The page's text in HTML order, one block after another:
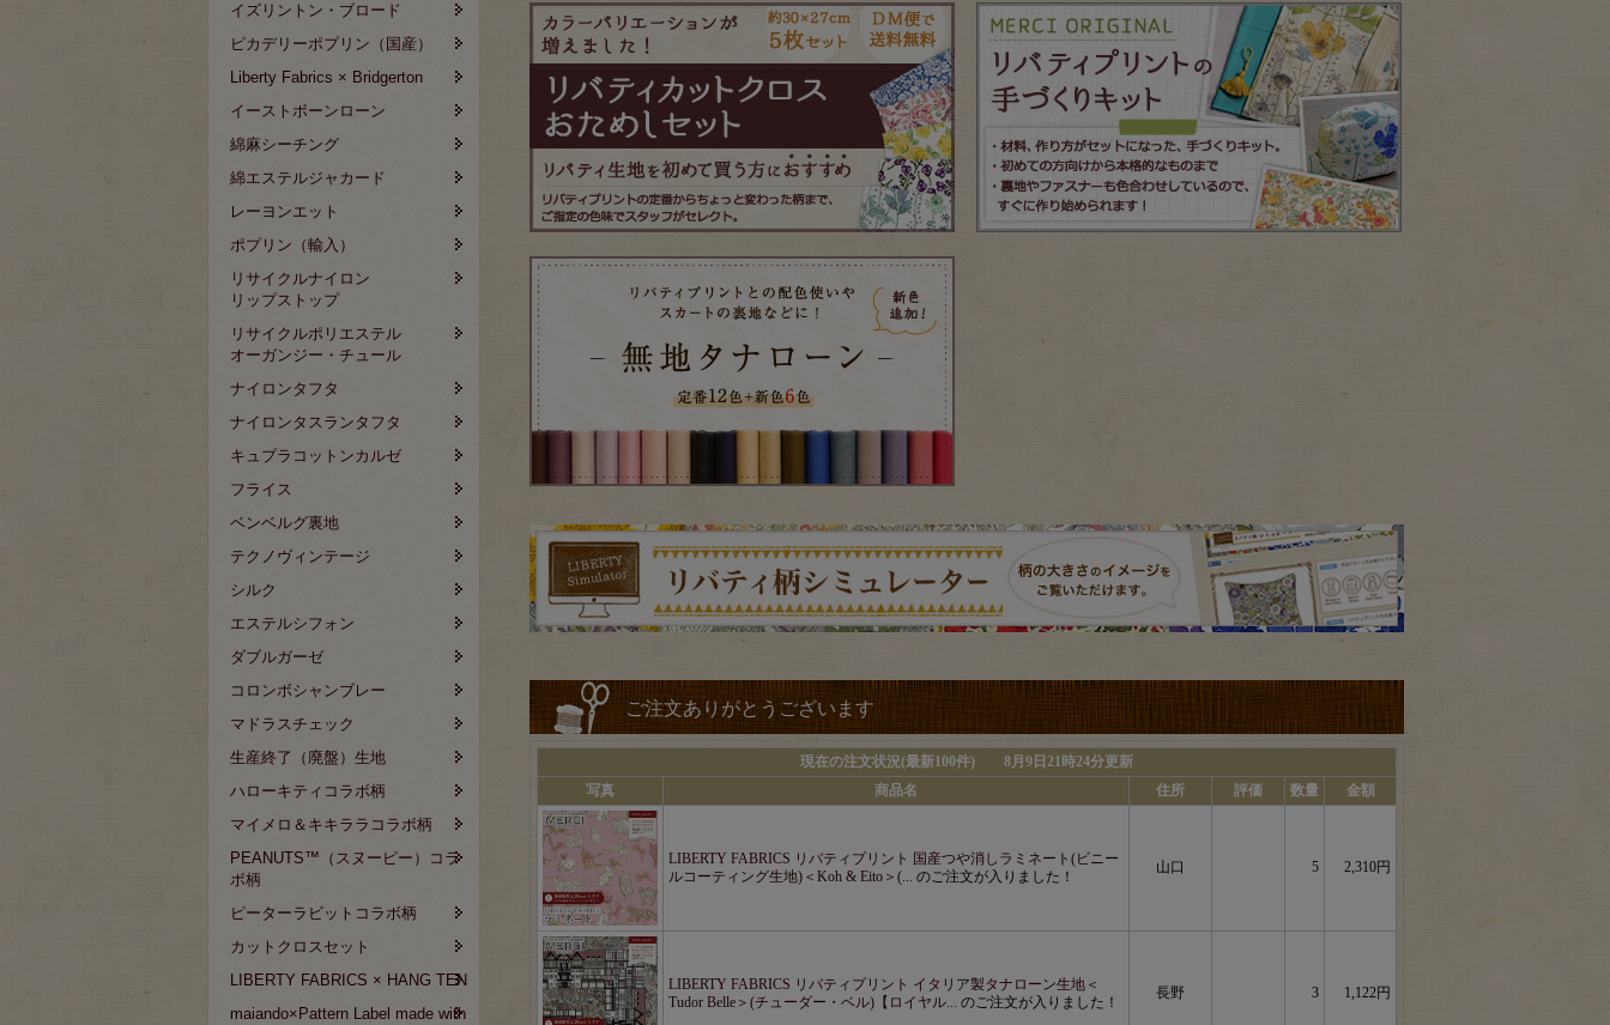
イズリントン・ブロード
ピカデリーポプリン（国産）
Liberty Fabrics × Bridgerton
イーストボーンローン
綿麻シーチング
綿エステルジャカード
レーヨンエット
ポプリン（輸入）
リサイクルナイロン
リップストップ
リサイクルポリエステル
オーガンジー・チュール
ナイロンタフタ
ナイロンタスランタフタ
キュプラコットンカルゼ
フライス
ベンベルグ裏地
テクノヴィンテージ
シルク
エステルシフォン
ダブルガーゼ
コロンボシャンブレー
マドラスチェック
生産終了（廃盤）生地
ハローキティコラボ柄
マイメロ＆キキララコラボ柄
PEANUTS™（スヌーピー）コラ
ボ柄
ピーターラビットコラボ柄
カットクロスセット
LIBERTY FABRICS × HANG TEN
maiando×Pattern Label made with
ご注文ありがとうございます